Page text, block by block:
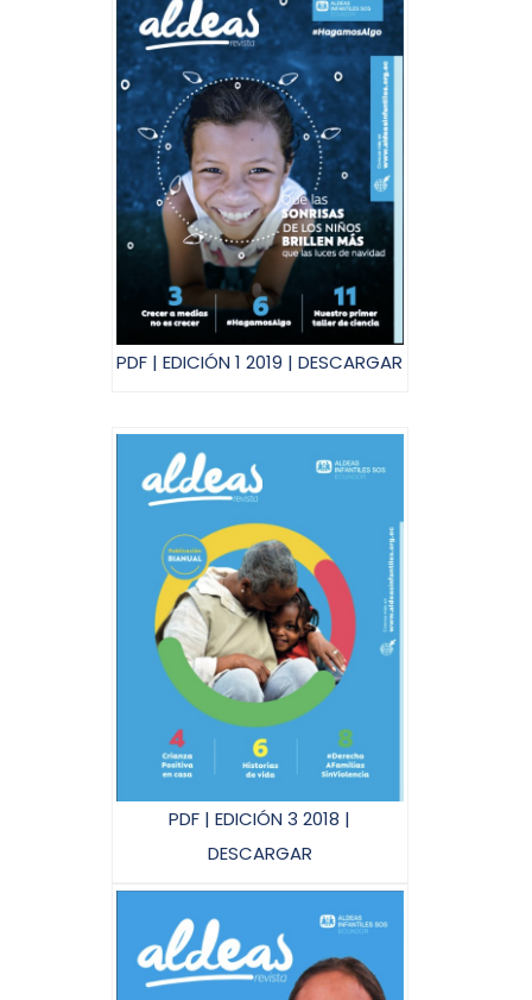
PDF | EDICIÓN 1 2019 | DESCARGAR
PDF | EDICIÓN 3 2018 |
DESCARGAR